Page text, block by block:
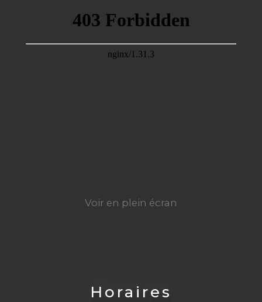
Voir en plein écran
Horaires